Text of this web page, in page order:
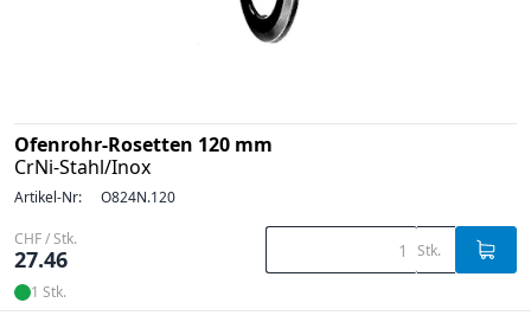
Ofenrohr-Rosetten 120 mm
CrNi-Stahl/Inox
Artikel-Nr: O824N.120
CHF / Stk.
27.46 Stk.
1 Stk.